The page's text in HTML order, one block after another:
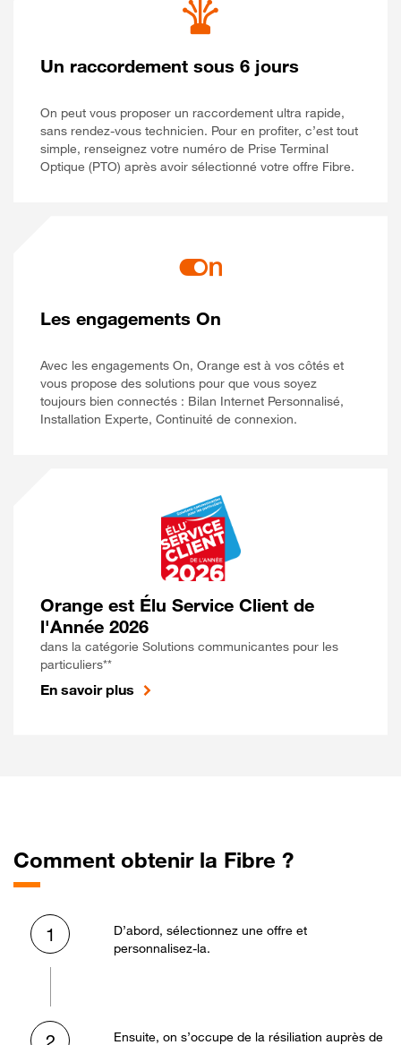
Un raccordement sous 6 jours
On peut vous proposer un raccordement ultra rapide,
sans rendez-vous technicien. Pour en profiter, c’est tout
simple, renseignez votre numéro de Prise Terminal
Optique (PTO) après avoir sélectionné votre offre Fibre.
Les engagements On
Avec les engagements On, Orange est à vos côtés et
vous propose des solutions pour que vous soyez
toujours bien connectés : Bilan Internet Personnalisé,
Installation Experte, Continuité de connexion.
Orange est Élu Service Client de
l'Année 2026
dans la catégorie Solutions communicantes pour les
particuliers**
En savoir plus
Comment obtenir la Fibre ?
1
D’abord, sélectionnez une offre et
personnalisez-la.
Ensuite, on s’occupe de la résiliation auprès de